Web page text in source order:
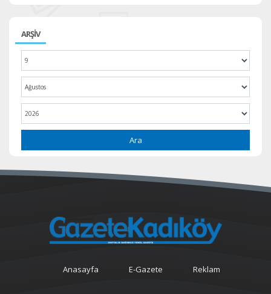
ARŞİV
Ara
Anasayfa E-Gazete Reklam